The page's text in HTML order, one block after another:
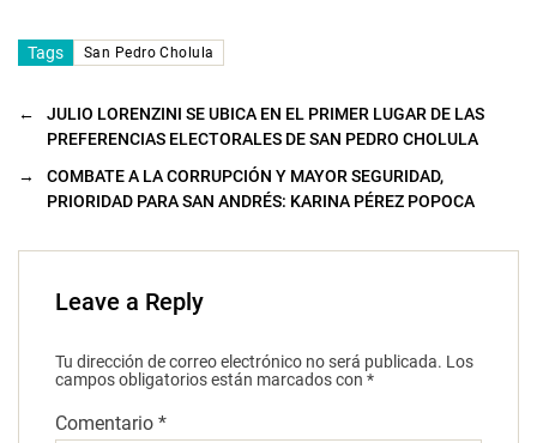
Tags San Pedro Cholula
←
JULIO LORENZINI SE UBICA EN EL PRIMER LUGAR DE LAS
PREFERENCIAS ELECTORALES DE SAN PEDRO CHOLULA
→
COMBATE A LA CORRUPCIÓN Y MAYOR SEGURIDAD,
PRIORIDAD PARA SAN ANDRÉS: KARINA PÉREZ POPOCA
Leave a Reply
Tu dirección de correo electrónico no será publicada. Los
campos obligatorios están marcados con *
Comentario *